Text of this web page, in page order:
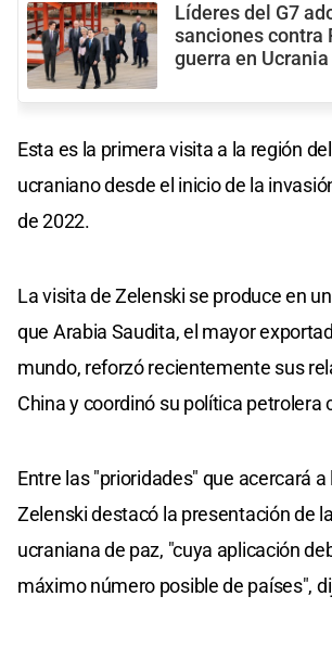
Líderes del G7
sanciones contra
guerra en Ucrania
Esta es la primera visita a la región
ucraniano desde el inicio de la
de 2022.
La visita de Zelenski se produce en
que Arabia Saudita, el mayor
mundo, reforzó recientemente sus
China y coordinó su política petrolera
Entre las "prioridades" que acercará a
Zelenski destacó la presentación de
ucraniana de paz, "cuya aplicación
máximo número posible de países",